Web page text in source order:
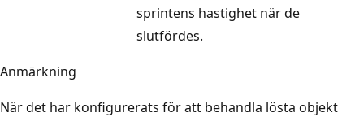
sprintens hastighet när de
slutfördes.
Anmärkning
När det har konfigurerats för att behandla lösta objekt